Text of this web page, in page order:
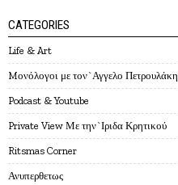
CATEGORIES
Life & Art
Mονόλογοι με τον`Αγγελο Πετρουλάκη
Podcast & Youtube
Private View Με την`Ιριδα Κρητικού
Ritsmas Corner
Ανυπερθετως